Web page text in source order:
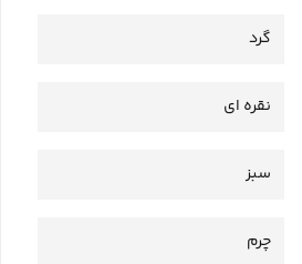
گرد
نقره ای
سبز
چرم